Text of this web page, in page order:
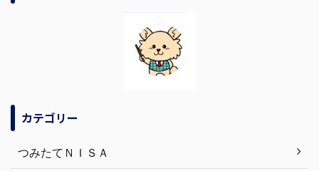
カテゴリー
つみたてＮＩＳＡ